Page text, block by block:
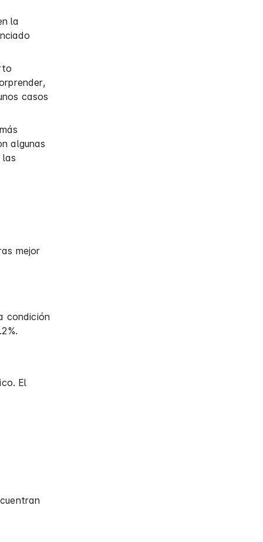
la
casos
algunas
las
mejor
condición
El